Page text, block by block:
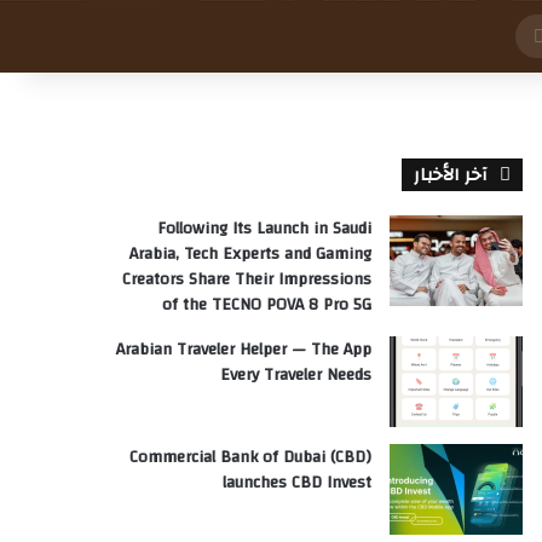
عن
آخر الأخبار
Following Its Launch in Saudi
Arabia, Tech Experts and Gaming
Creators Share Their Impressions
of the TECNO POVA 8 Pro 5G
Arabian Traveler Helper — The App
Every Traveler Needs
Commercial Bank of Dubai (CBD)
launches CBD Invest